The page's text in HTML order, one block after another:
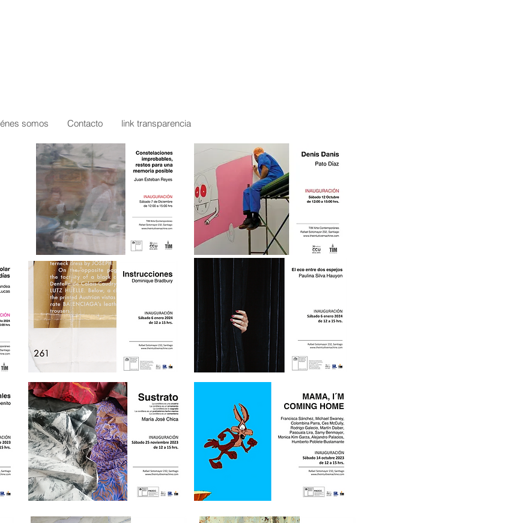
somos Contacto link transparencia